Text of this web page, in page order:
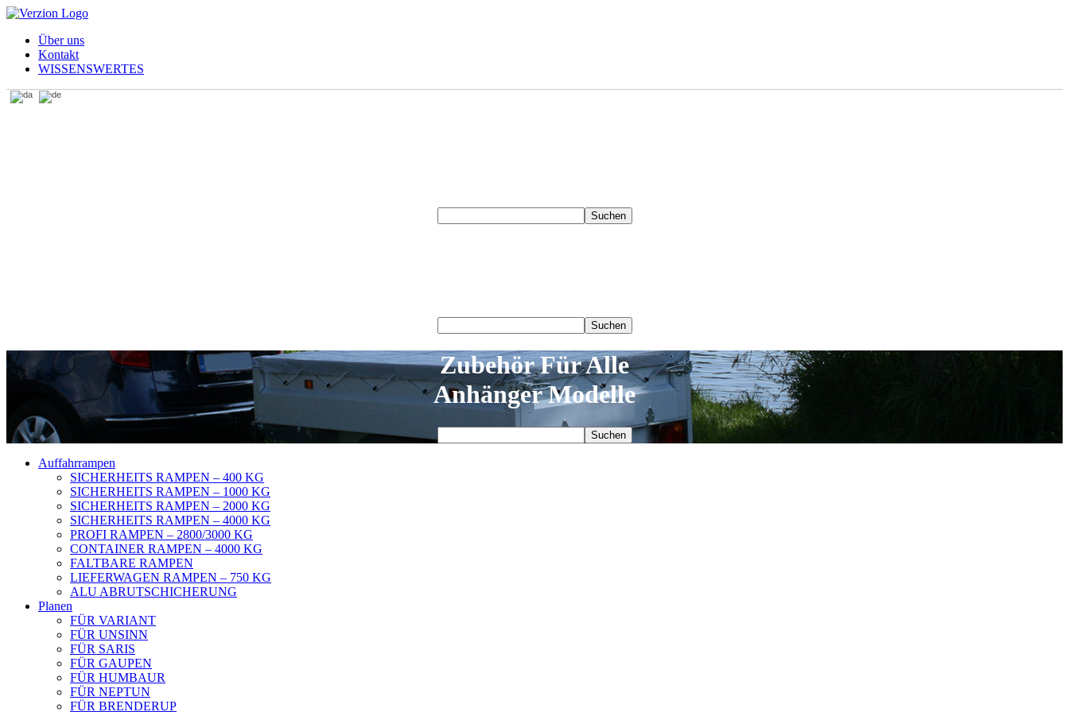
Über uns
Kontakt
WISSENSWERTES
ZubehörFür Alle
AnhängerModelle
Auffahrrampen
SICHERHEITS RAMPEN – 400 KG
SICHERHEITS RAMPEN – 1000 KG
SICHERHEITS RAMPEN – 2000 KG
SICHERHEITS RAMPEN – 4000 KG
PROFI RAMPEN – 2800/3000 KG
CONTAINER RAMPEN – 4000 KG
FALTBARE RAMPEN
LIEFERWAGEN RAMPEN – 750 KG
ALU ABRUTSCHICHERUNG
Planen
FÜR VARIANT
FÜR UNSINN
FÜR SARIS
FÜR GAUPEN
FÜR HUMBAUR
FÜR NEPTUN
FÜR BRENDERUP